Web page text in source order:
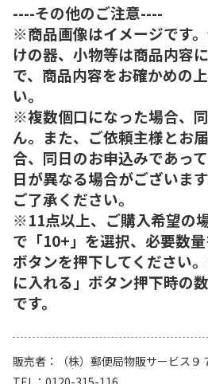
----その他のご注意----
※商品画像はイメージです
けの器、小物等は商品内容
で、商品内容をお確かめの
い。
※複数個口になった場合、
ん。また、ご依頼主様とお
合、同日のお申込みであっ
日が異なる場合がございま
ご了承ください。
※11点以上、ご購入希望の
で「10+」を選択、必要数量
ボタンを押下してください
に入れる」ボタン押下時の
です。
販売者
（株）郵便局物販サービス９